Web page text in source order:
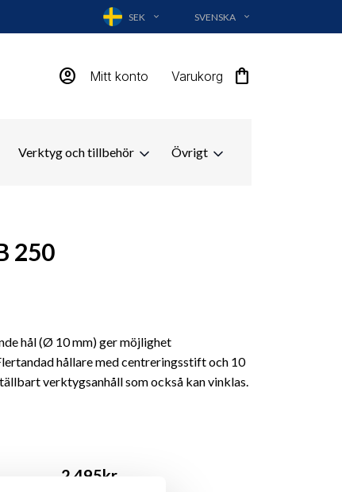
SEK EXPAND_MORE SVENSKA EXPAND_MORE
account_circle Mitt konto Varukorg shopping_bag
Verktyg och tillbehör Övrigt
250
hål (Ø 10 mm) ger möjlighet
hållare med centreringsstift och 10
verktygsanhåll som också kan vinklas.
2,495kr